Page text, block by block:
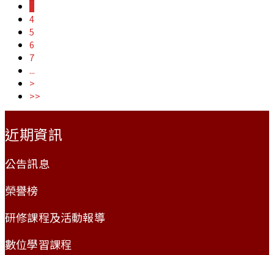
4
5
6
7
...
>
>>
近期資訊
公告訊息
榮譽榜
研修課程及活動報導
數位學習課程